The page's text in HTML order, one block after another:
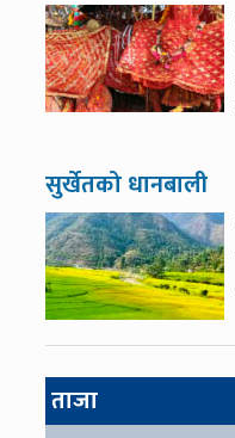
सुर्खेतको धानबाली
ताजा